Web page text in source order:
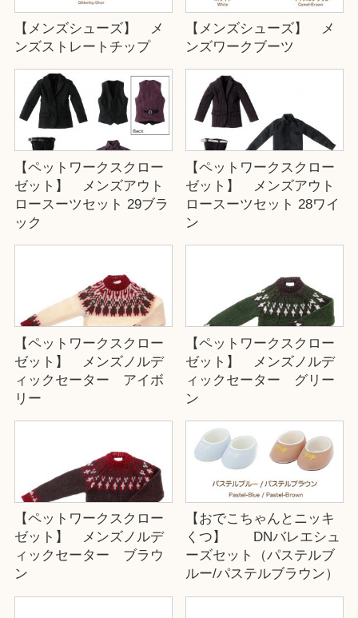
【メンズシューズ】 メ
ンズストレートチップ
【メンズシューズ】 メ
ンズワークブーツ
【ペットワークスクロー
ゼット】 メンズアウト
ロースーツセット 29ブラ
ック
【ペットワークスクロー
ゼット】 メンズアウト
ロースーツセット 28ワイ
ン
【ペットワークスクロー
ゼット】 メンズノルデ
ィックセーター アイボ
リー
【ペットワークスクロー
ゼット】 メンズノルデ
ィックセーター グリー
ン
【ペットワークスクロー
ゼット】 メンズノルデ
ィックセーター ブラウ
ン
【おでこちゃんとニッキ
くつ】 DNバレエシュ
ーズセット（パステルブ
ルー/パステルブラウン）